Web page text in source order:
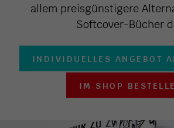
allem preisgünstigere
Softcover-Bücher
INDIVIDUELLES ANGEBOT
IM SHOP